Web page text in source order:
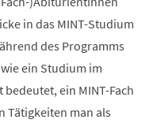
in das MINT-Studium
des Programms
ein Studium im
ein MINT-Fach
Tätigkeiten man als